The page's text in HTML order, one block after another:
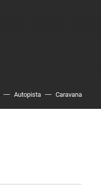
Autopista Caravana